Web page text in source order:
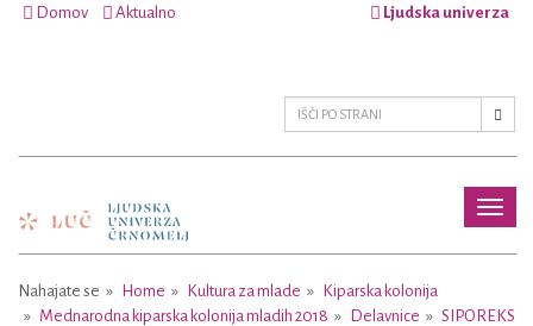
Domov Aktualno Ljudska univerza
Nahajate se Home Kultura za mlade
Kiparska kolonija
Mednarodna kiparska kolonija mladih 2018
Delavnice SIPOREKS